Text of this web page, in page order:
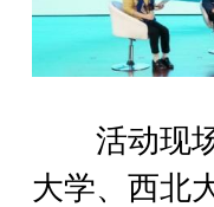
活动现场
大学、西北